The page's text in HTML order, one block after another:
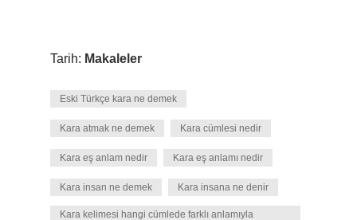
Tarih: Makaleler
Eski Türkçe kara ne demek
Kara atmak ne demek Kara cümlesi nedir
Kara eş anlam nedir Kara eş anlamı nedir
Kara insan ne demek Kara insana ne denir
Kara kelimesi hangi cümlede farklı anlamıyla